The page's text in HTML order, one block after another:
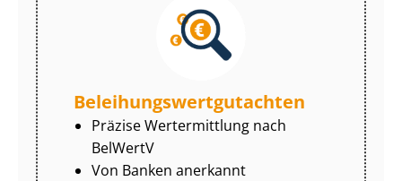
Be­lei­hungs­wert­gut­ach­ten
Präzise Wertermittlung nach
BelWertV
Von Banken anerkannt